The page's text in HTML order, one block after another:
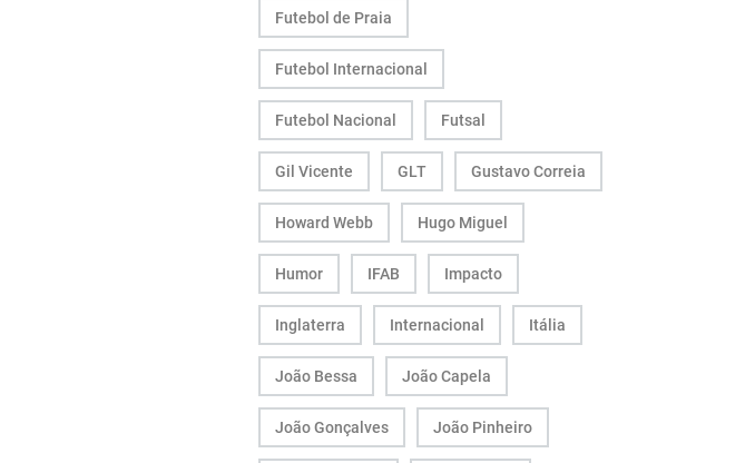
Futebol de Praia
Futebol Internacional
Futebol Nacional Futsal
Gil Vicente GLT Gustavo Correia
Howard Webb Hugo Miguel
Humor IFAB Impacto
Inglaterra Internacional Itália
João Bessa João Capela
João Gonçalves João Pinheiro